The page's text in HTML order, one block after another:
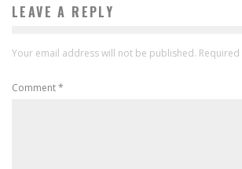
LEAVE A REPLY
Your email address will not be published.
Comment*